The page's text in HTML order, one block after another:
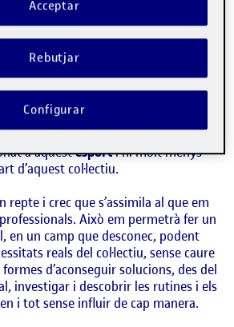
amb certa facilitat (perquè el meu
però alhora per a ser totalment
no soc ni n’he estat part, ni com a
a aquestesporti ni molt menys
d’aquest col·lectiu.
repte i crec que s’assimila al que em
Això em permetrà fer un
en un camp que desconec, podent
reals del col·lectiu, sense caure
d’aconseguir solucions, des del
investigar i descobrir les rutines i els
i tot sense influir de cap manera.
Rebutjar
Acceptar
Configurar